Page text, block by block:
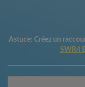
Astuce: Créez un
SWR4